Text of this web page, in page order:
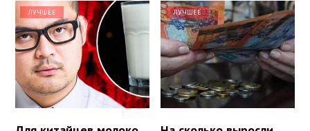
ЛУЧШЕЕ ЛУЧШЕЕ